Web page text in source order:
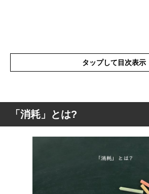
タップして目次表示
「消耗」とは?
「消耗」を使った例文や短文
「消耗」とは?